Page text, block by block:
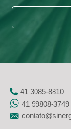
41 3085-8810
41 99808-3749